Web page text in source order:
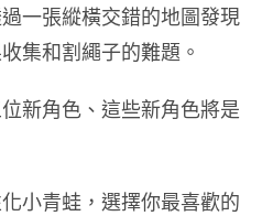
一張縱橫交錯的地圖發現
集和割繩子的難題。
新角色、這些新角色將是
小青蛙，選擇你最喜歡的